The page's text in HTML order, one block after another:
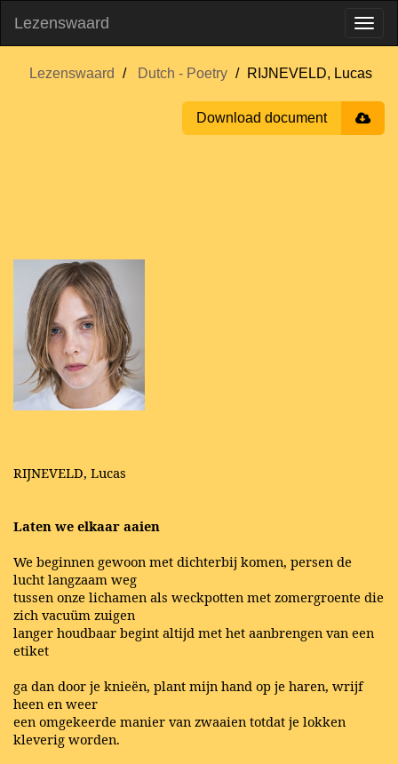
Lezenswaard
Lezenswaard Dutch - Poetry RIJNEVELD, Lucas
Download document
RIJNEVELD, Lucas
Laten we elkaar aaien
We beginnen gewoon met dichterbij komen, persen de
lucht langzaam weg
tussen onze lichamen als weckpotten met zomergroente die
zich vacuüm zuigen
langer houdbaar begint altijd met het aanbrengen van een
etiket
ga dan door je knieën, plant mijn hand op je haren, wrijf
heen en weer
een omgekeerde manier van zwaaien totdat je lokken
kleverig worden.